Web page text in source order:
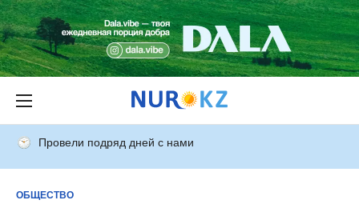
Провели подряд дней с нами
ОБЩЕСТВО